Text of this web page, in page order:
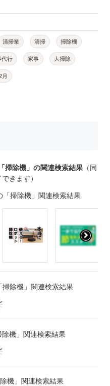
清掃業 清掃 掃除機
代行 家事 大掃除
月
掃除機」の関連検索結果 （同
きます）
「掃除機」関連検索結果
掃除機」関連検索結果
機」関連検索結果
機」関連検索結果